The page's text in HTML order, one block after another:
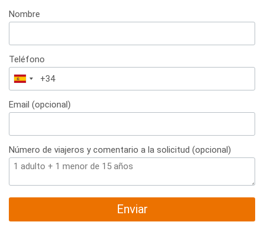
Nombre
Teléfono
España
+34
Email (opcional)
Número de viajeros y comentario a la solicitud (opcional)
Enviar